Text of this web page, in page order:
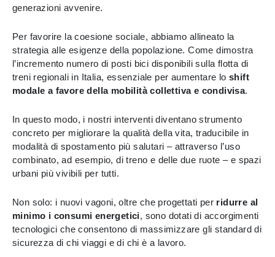
generazioni avvenire.
Per favorire la coesione sociale, abbiamo allineato la
strategia alle esigenze della popolazione. Come dimostra
l’incremento numero di posti bici disponibili sulla flotta di
treni regionali in Italia, essenziale per aumentare lo shift
modale a favore della mobilità collettiva e condivisa.
In questo modo, i nostri interventi diventano strumento
concreto per migliorare la qualità della vita, traducibile in
modalità di spostamento più salutari – attraverso l’uso
combinato, ad esempio, di treno e delle due ruote – e spazi
urbani più vivibili per tutti.
Non solo: i nuovi vagoni, oltre che progettati per ridurre al
minimo i consumi energetici, sono dotati di accorgimenti
tecnologici che consentono di massimizzare gli standard di
sicurezza di chi viaggi e di chi è a lavoro.